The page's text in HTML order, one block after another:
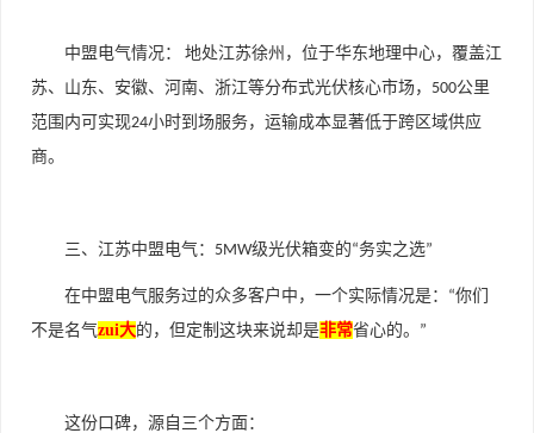
中盟电气情况：
地处江苏徐州，位于华东地理中心，覆盖江
苏、山东、安徽、河南、浙江等分布式光伏核心市场， 500公里
范围内可实现24小时到场服务，运输成本显著低于跨区域供应
商。
三、江苏中盟电气： 5MW级光伏箱变的“务实之选”
在中盟电气服务过的众多客户中，一个实际情况是： “你们
不是名气zui大的，但定制这块来说却是非常省心的。 ”
这份口碑，源自三个方面：